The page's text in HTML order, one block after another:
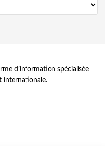
d’information spécialisée
internationale.